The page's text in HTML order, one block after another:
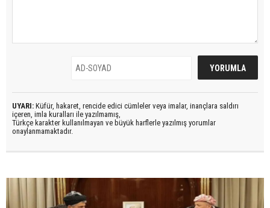
UYARI: Küfür, hakaret, rencide edici cümleler veya imalar, inançlara saldırı
içeren, imla kuralları ile yazılmamış,
Türkçe karakter kullanılmayan ve büyük harflerle yazılmış yorumlar
onaylanmamaktadır.